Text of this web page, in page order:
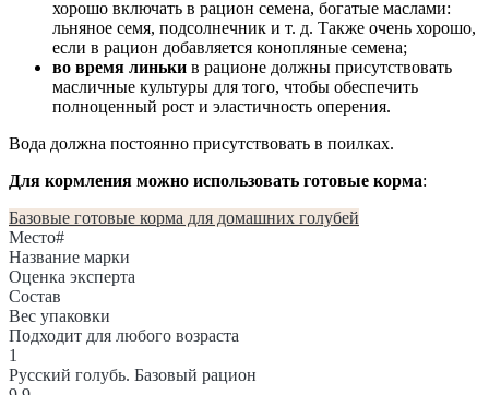
хорошо включать в рацион семена, богатые маслами:
льняное семя, подсолнечник и т. д. Также очень хорошо,
если в рацион добавляется конопляные семена;
во время линьки в рационе должны присутствовать
масличные культуры для того, чтобы обеспечить
полноценный рост и эластичность оперения.
Вода должна постоянно присутствовать в поилках.
Для кормления можно использовать готовые корма:
Базовые готовые корма для домашних голубей
Место#
Название марки
Оценка эксперта
Состав
Вес упаковки
Подходит для любого возраста
1
Русский голубь. Базовый рацион